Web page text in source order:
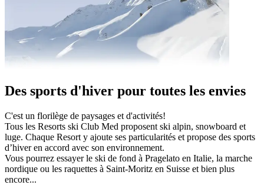
Des sports d'hiver pour toutes les envies
C'est un florilège de paysages et d'activités!
Tous les Resorts ski Club Med proposent ski alpin, snowboard et
luge. Chaque Resort y ajoute ses particularités et propose des sports
d’hiver en accord avec son environnement.
Vous pourrez essayer le ski de fond à Pragelato en Italie, la marche
nordique ou les raquettes à Saint-Moritz en Suisse et bien plus
encore...